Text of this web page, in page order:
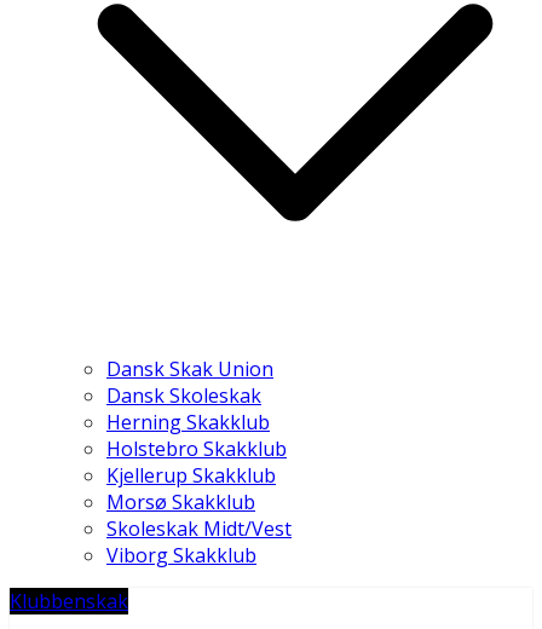
Dansk Skak Union
Dansk Skoleskak
Herning Skakklub
Holstebro Skakklub
Kjellerup Skakklub
Morsø Skakklub
Skoleskak Midt/Vest
Viborg Skakklub
Klubbenskak